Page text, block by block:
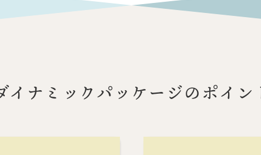
イナミックパッケージのポイン